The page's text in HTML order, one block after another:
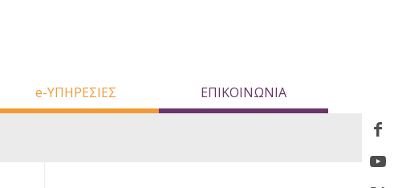
e-ΥΠΗΡΕΣΙΕΣ ΕΠΙΚΟΙΝΩΝΙΑ